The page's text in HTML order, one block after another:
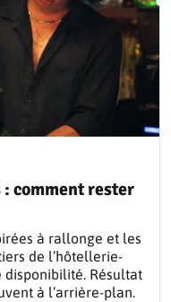
comment rester
à rallonge et les
de l’hôtellerie-
Résultat
à l’arrière-plan.